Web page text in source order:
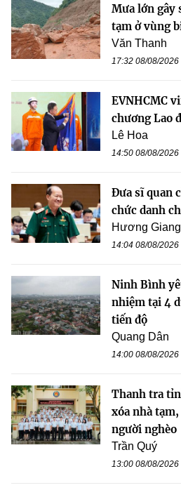
Mưa lớn gây
tạm ở vùng
Văn Thanh
17:32 08/08/2026
EVNHCMC
chương Lao
Lê Hoa
14:50 08/08/2026
Đưa sĩ quan
chức danh
Hương Giang
14:04 08/08/2026
Ninh Bình
nhiệm tại 4
tiến độ
Quang Dân
14:00 08/08/2026
Thanh tra
xóa nhà
người nghèo
Trần Quý
13:00 08/08/2026